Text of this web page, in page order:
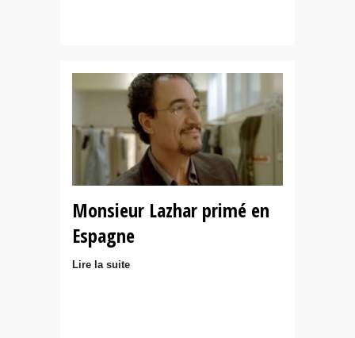
Monsieur Lazhar primé en
Espagne
Lire la suite